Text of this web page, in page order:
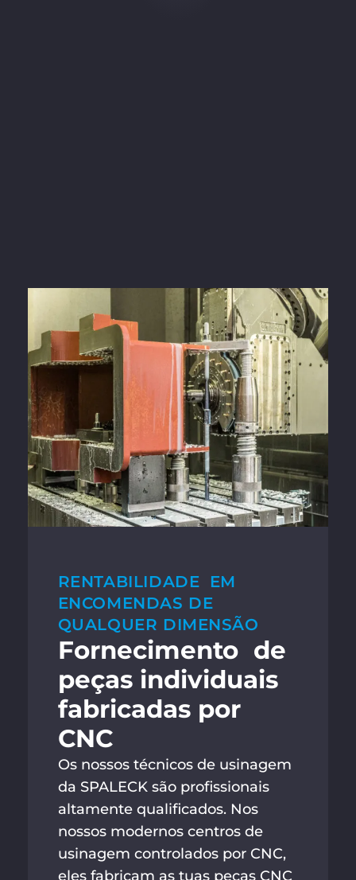
RENTABILIDADE EM
ENCOMENDAS DE
QUALQUER DIMENSÃO
Fornecimento de
peças individuais
fabricadas por
CNC
Os nossos técnicos de usinagem
da SPALECK são profissionais
altamente qualificados. Nos
nossos modernos centros de
usinagem controlados por CNC,
eles fabricam as tuas peças CNC